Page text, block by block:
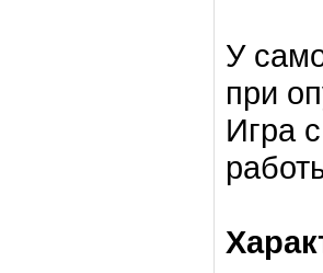
У
при
Игра